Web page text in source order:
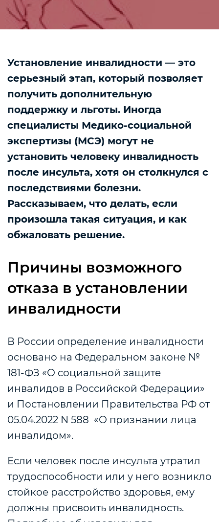
Установление инвалидности — это
серьезный этап, который позволяет
получить дополнительную
поддержку и льготы. Иногда
специалисты Медико-социальной
экспертизы (МСЭ) могут не
установить человеку инвалидность
после инсульта, хотя он столкнулся с
последствиями болезни.
Рассказываем, что делать, если
произошла такая ситуация, и как
обжаловать решение.
Причины возможного
отказа в установлении
инвалидности
В России определение инвалидности
основано на Федеральном законе №
181-ФЗ «О социальной защите
инвалидов в Российской Федерации»
и Постановлении Правительства РФ от
05.04.2022 N 588 «О признании лица
инвалидом».
Если человек после инсульта утратил
трудоспособности или у него возникло
стойкое расстройство здоровья, ему
должны присвоить инвалидность.